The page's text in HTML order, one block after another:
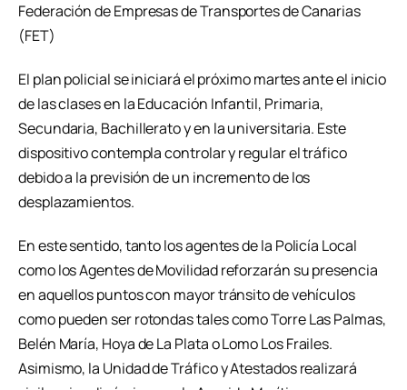
Federación de Empresas de Transportes de Canarias
(FET)
El plan policial se iniciará el próximo martes ante el inicio
de las clases en la Educación Infantil, Primaria,
Secundaria, Bachillerato y en la universitaria. Este
dispositivo contempla controlar y regular el tráfico
debido a la previsión de un incremento de los
desplazamientos.
En este sentido, tanto los agentes de la Policía Local
como los Agentes de Movilidad reforzarán su presencia
en aquellos puntos con mayor tránsito de vehículos
como pueden ser rotondas tales como Torre Las Palmas,
Belén María, Hoya de La Plata o Lomo Los Frailes.
Asimismo, la Unidad de Tráfico y Atestados realizará